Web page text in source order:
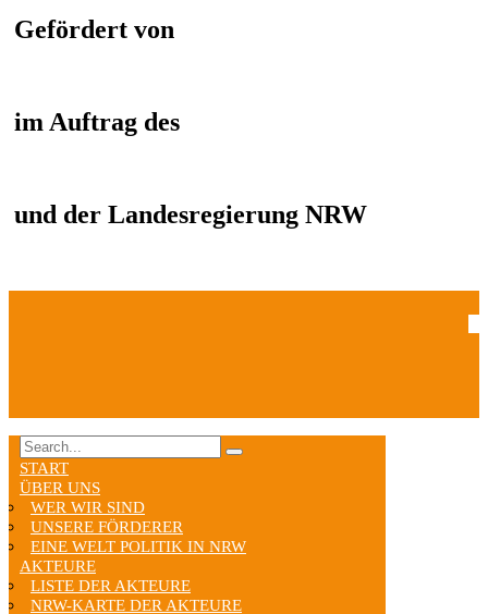
Gefördert von
im Auftrag des
und der Landesregierung NRW
START
ÜBER UNS
WER WIR SIND
UNSERE FÖRDERER
EINE WELT POLITIK IN NRW
AKTEURE
LISTE DER AKTEURE
NRW-KARTE DER AKTEURE